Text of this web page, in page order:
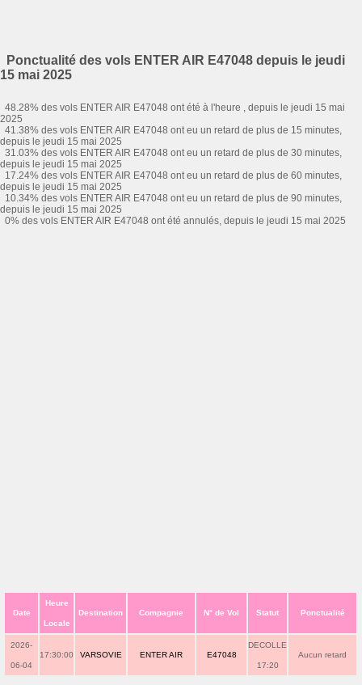
Ponctualité des vols ENTER AIR E47048 depuis le jeudi
15 mai 2025
48.28% des vols ENTER AIR E47048 ont été à l'heure , depuis le jeudi 15 mai
2025
41.38% des vols ENTER AIR E47048 ont eu un retard de plus de 15 minutes,
depuis le jeudi 15 mai 2025
31.03% des vols ENTER AIR E47048 ont eu un retard de plus de 30 minutes,
depuis le jeudi 15 mai 2025
17.24% des vols ENTER AIR E47048 ont eu un retard de plus de 60 minutes,
depuis le jeudi 15 mai 2025
10.34% des vols ENTER AIR E47048 ont eu un retard de plus de 90 minutes,
depuis le jeudi 15 mai 2025
0% des vols ENTER AIR E47048 ont été annulés, depuis le jeudi 15 mai 2025
Date
Heure
Locale
Destination Compagnie N° de Vol Statut Ponctualité
2026-
06-04
17:30:00 VARSOVIE ENTER AIR E47048
DECOLLE
17:20
Aucun retard